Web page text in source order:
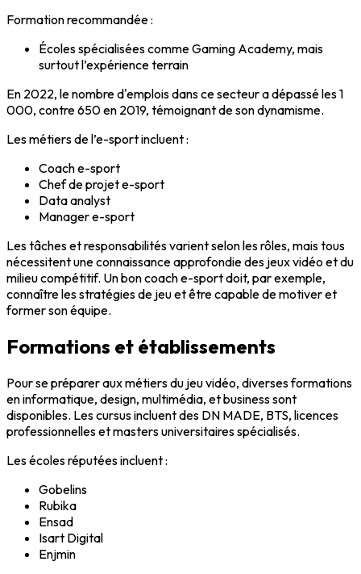
Formation recommandée:
Écoles spécialisées comme Gaming Academy, mais
surtout l’expérience terrain
En 2022, le nombre d'emplois dans ce secteur a dépassé les1
000, contre650en 2019, témoignant de son dynamisme.
Les métiers de l’e-sport incluent :
Coach e-sport
Chef de projet e-sport
Data analyst
Manager e-sport
Lestâchesetresponsabilitésvarient selon les rôles, mais tous
nécessitent une connaissance approfondie des jeux vidéo et du
milieu compétitif. Un boncoach e-sportdoit, par exemple,
connaître les stratégies de jeu et être capable de motiver et
former son équipe.
Formations et établissements
Pour se préparer aux métiers du jeu vidéo, diversesformations
en informatique, design, multimédia, et business sont
disponibles. Les cursus incluent des DN MADE, BTS, licences
professionnelles et masters universitaires spécialisés.
Les écoles réputées incluent :
Gobelins
Rubika
Ensad
Isart Digital
Enjmin